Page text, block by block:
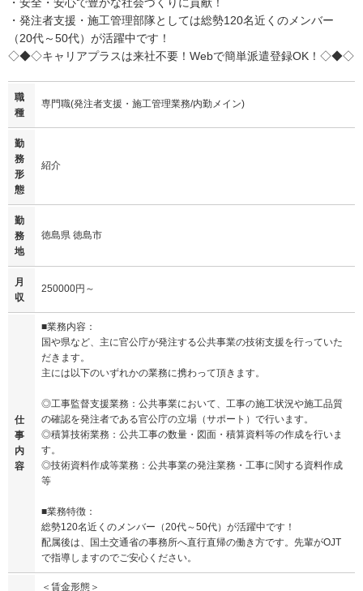
・安全・安心で豊かな社会づくりに貢献！
・発注者支援・施工管理部隊としては総勢120名近くのメンバー
（20代～50代）が活躍中です！
◇◆◇キャリアプラスは来社不要！Webで簡単派遣登録OK！◇◆◇
職
種
専門職(発注者支援・施工管理業務/内勤メイン)
勤
務
形
態
紹介
勤
務
地
徳島県 徳島市
月
収
250000円～
仕
事
内
容
■業務内容：
国や県など、主に官公庁が発注する公共事業の技術支援を行っていた
だきます。
主には以下のいずれかの業務に携わって頂きます。
◎工事監督支援業務：公共事業において、工事の施工状況や施工品質
の確認を発注者である官公庁の立場（サポート）で行います。
◎積算技術業務：公共工事の数量・図面・積算資料等の作成を行いま
す。
◎技術資料作成等業務：公共事業の発注業務・工事に関する資料作成
等
■業務特徴：
総勢120名近くのメンバー（20代～50代）が活躍中です！
配属後は、国土交通省の事務所へ直行直帰の働き方です。先輩がOJT
で指導しますのでご安心ください。
＜賃金形態＞